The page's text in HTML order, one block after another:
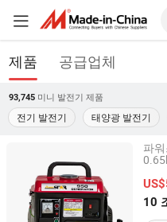
제품 공급업체
93,745 미니 발전기 제품
전기 발전기 태양광 발전기
파
10
Taizhou Baisen
Zhejiang, China